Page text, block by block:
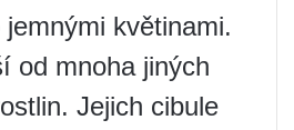
květinami.
od mnoha jiných
Jejich cibule